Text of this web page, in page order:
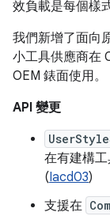
效負載是每個樣
我們新增了面向
小工具供應商在
OEM 錶面使用。
API 變更
在有建構工
(Iacd03)
支援在